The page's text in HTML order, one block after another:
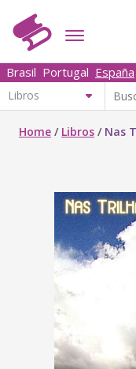
Brasil Portugal España
Home / Libros / Nas